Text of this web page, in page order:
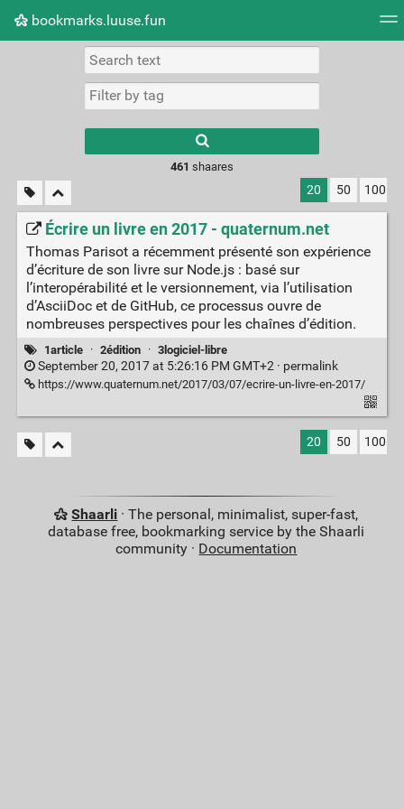
bookmarks.luuse.fun
Picture wall
results.
461 shaares
20 50 100
Écrire un livre en 2017 - quaternum.net
Thomas Parisot a récemment présenté son expérience
d’écriture de son livre sur Node.js : basé sur
l’interopérabilité et le versionnement, via l’utilisation
d’AsciiDoc et de GitHub, ce processus ouvre de
nombreuses perspectives pour les chaînes d’édition.
1article · 2édition · 3logiciel-libre
September 20, 2017 at 5:26:16 PM GMT+2 · permalink
https://www.quaternum.net/2017/03/07/ecrire-un-livre-en-2017/
20 50 100
Shaarli · The personal, minimalist, super-fast,
database free, bookmarking service by the Shaarli
community · Documentation